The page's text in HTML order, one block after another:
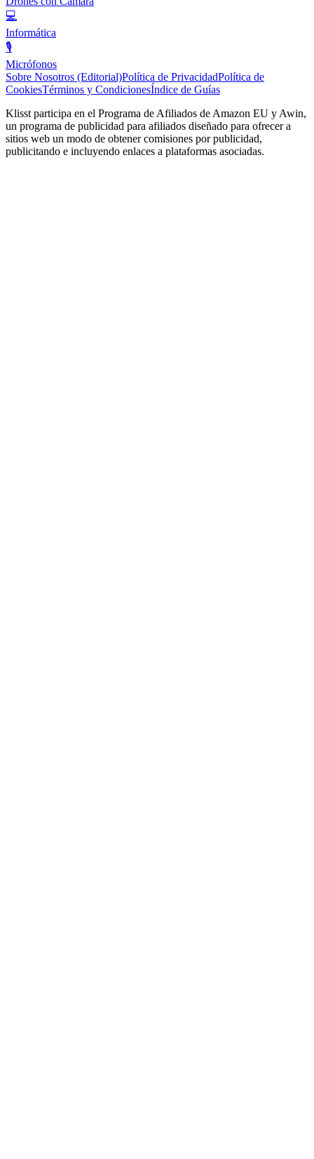
💻
Informática
🎙️
Micrófonos
Sobre Nosotros (Editorial)Política de PrivacidadPolítica de
CookiesTérminos y CondicionesÍndice de Guías
Klisst participa en el Programa de Afiliados de Amazon EU y Awin,
un programa de publicidad para afiliados diseñado para ofrecer a
sitios web un modo de obtener comisiones por publicidad,
publicitando e incluyendo enlaces a plataformas asociadas.